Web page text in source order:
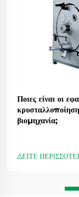
Ποιες είναι οι
βιομηχανία;
ΔΕΙΤΕ